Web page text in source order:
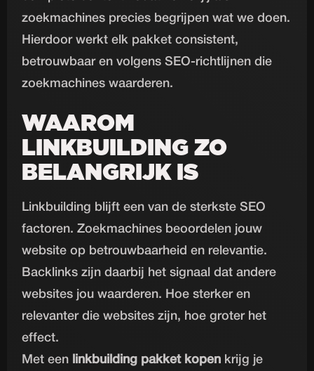
zoekmachines precies begrijpen wat we doen.
Hierdoor werkt elk pakket consistent,
betrouwbaar en volgens SEO-richtlijnen die
zoekmachines waarderen.
WAAROM
LINKBUILDING ZO
BELANGRIJK IS
Linkbuilding blijft een van de sterkste SEO
factoren. Zoekmachines beoordelen jouw
website op betrouwbaarheid en relevantie.
Backlinks zijn daarbij het signaal dat andere
websites jou waarderen. Hoe sterker en
relevanter die websites zijn, hoe groter het
effect.
Met een
linkbuilding pakket kopen krijg je